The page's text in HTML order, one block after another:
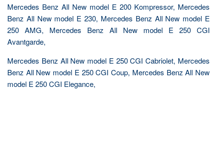
Mercedes Benz All New model E 200 Kompressor, Mercedes
Benz All New model E 230, Mercedes Benz All New model E
250 AMG, Mercedes Benz All New model E 250 CGI
Avantgarde,
Mercedes Benz All New model E 250 CGI Cabriolet, Mercedes
Benz All New model E 250 CGI Coup, Mercedes Benz All New
model E 250 CGI Elegance,